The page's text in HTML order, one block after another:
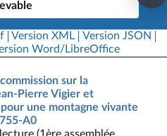
Version XML
Version JSON
Word/LibreOffice
sur la
Pierre Vigier et
une montagne vivante
A0